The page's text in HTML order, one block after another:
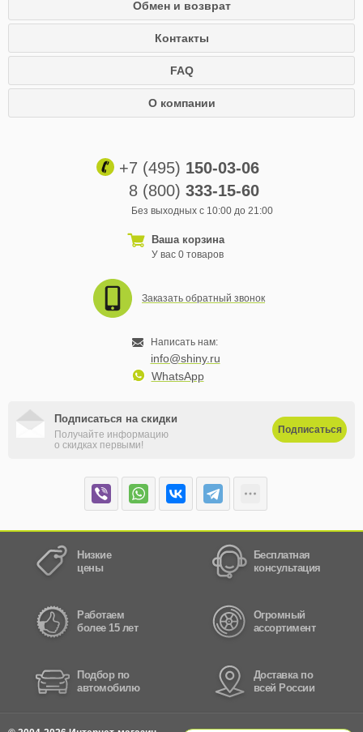
Обмен и возврат
Контакты
FAQ
О компании
+7 (495) 150-03-06
8 (800) 333-15-60
Без выходных с 10:00 до 21:00
Ваша корзина
У вас 0 товаров
Заказать обратный звонок
Написать нам:
info@shiny.ru
WhatsApp
Подписаться на скидки
Получайте информацию
о скидках первыми!
Подписаться
Низкие
цены
Бесплатная
консультация
Работаем
более 15 лет
Огромный
ассортимент
Подбор по
автомобилю
Доставка по
всей России